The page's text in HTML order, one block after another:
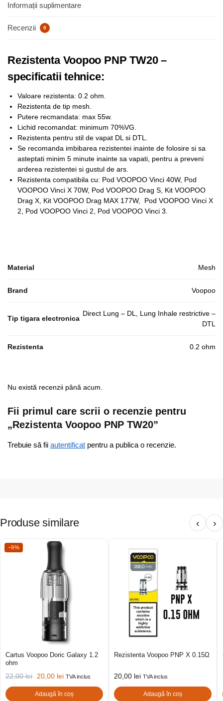
Informații suplimentare
Recenzii 0
Rezistenta Voopoo PNP TW20 –
specificatii tehnice:
Valoare rezistenta: 0.2 ohm.
Rezistenta de tip mesh.
Putere recmandata: max 55w.
Lichid recomandat: minimum 70%VG.
Rezistenta pentru stil de vapat DL si DTL.
Se recomanda imbibarea rezistentei inainte de folosire si sa
asteptati minim 5 minute inainte sa vapati, pentru a preveni
arderea rezistentei si gustul de ars.
Rezistenta compatibila cu: Pod VOOPOO Vinci 40W, Pod
VOOPOO Vinci X 70W, Pod VOOPOO Drag S, Kit VOOPOO
Drag X, Kit VOOPOO Drag MAX 177W, Pod VOOPOO Vinci X
2, Pod VOOPOO Vinci 2, Pod VOOPOO Vinci 3.
Material Mesh
Brand Voopoo
Tip tigara electronica
Direct Lung – DL, Lung Inhale restrictive –
DTL
Rezistenta 0.2 ohm
Nu există recenzii până acum.
Fii primul care scrii o recenzie pentru
„Rezistenta Voopoo PNP TW20”
Trebuie să fii autentificat pentru a publica o recenzie.
Produse similare ‹ ›
−9%
Cartus Voopoo Doric Galaxy 1.2
ohm
22,00lei 20,00 lei TVA inclus
Adaugă în coș
Rezistenta Voopoo PNP X 0.15Ω
20,00 lei TVA inclus
Adaugă în coș